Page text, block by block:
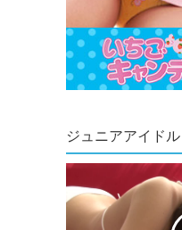
ジュニアアイドル